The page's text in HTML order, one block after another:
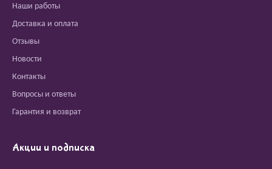
Наши работы
Доставка и оплата
Отзывы
Новости
Контакты
Вопросы и ответы
Гарантия и возврат
Акции и подписка